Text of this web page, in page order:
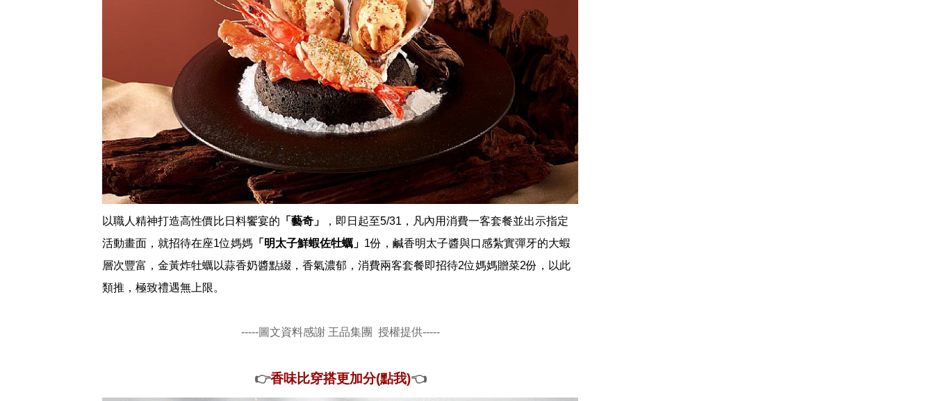
以職人精神打造高性價比日料饗宴的 「藝奇」
，即日起至5/31，凡內用消費一客套餐並出示指定
活動畫面，就招待在座1位媽媽 「明太子鮮蝦佐牡蠣」 1份，鹹香明太子醬與口感紮實彈牙的大蝦
層次豐富，金黃炸牡蠣以蒜香奶醬點綴，香氣濃郁，消費兩客套餐即招待2位媽媽贈菜2份，以此
類推，極致禮遇無上限。
-----圖文資料感謝 王品集團  授權提供-----
👉香味比穿搭更加分(點我)👈